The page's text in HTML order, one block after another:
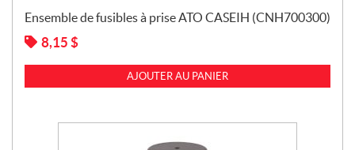
Ensemble de fusibles à prise ATO CASEIH (CNH700300)
8,15 $
AJOUTER AU PANIER